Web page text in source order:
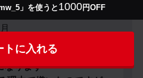
」を使うと 1000円OFF
トに入れる
コット
なります